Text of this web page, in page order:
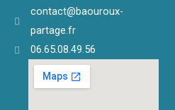
contact@baouroux-
partage.fr
06.65.08.49.56